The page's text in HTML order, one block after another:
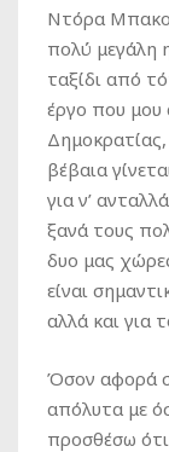
Ντόρα
πολύ μεγάλη
ταξίδι από
έργο που μου
βέβαια
για ν’
ξανά τους
δυο μας
είναι
αλλά και για
Όσον αφορά
απόλυτα με
προσθέσω